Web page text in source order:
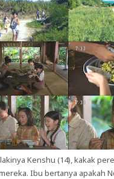
Kenshu (14), kakak
Ibu bertanya apakah